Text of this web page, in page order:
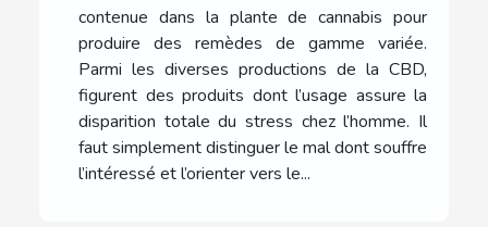
contenue dans la plante de cannabis pour
produire des remèdes de gamme variée.
Parmi les diverses productions de la CBD,
figurent des produits dont l’usage assure la
disparition totale du stress chez l’homme. Il
faut simplement distinguer le mal dont souffre
l’intéressé et l’orienter vers le...